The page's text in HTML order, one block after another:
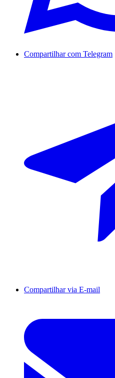
Compartilhar com Telegram
Compartilhar via E-mail